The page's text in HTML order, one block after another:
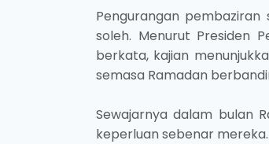
Pengurangan
soleh. Menurut Presiden
berkata, kajian
semasa Ramadan
Sewajarnya dalam bulan
keperluan sebenar